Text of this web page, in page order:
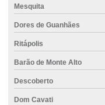
Mesquita
Dores de Guanhães
Ritápolis
Barão de Monte Alto
Descoberto
Dom Cavati